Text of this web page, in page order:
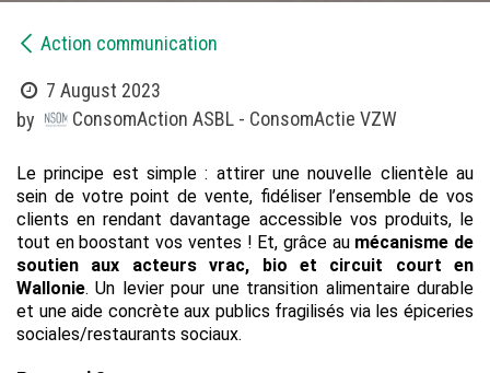
​Action communication
7 August 2023
by
ConsomAction ASBL - ConsomActie VZW
Le principe est simple : attirer une nouvelle clientèle au
sein de votre point de vente, fidéliser l’ensemble de vos
clients en rendant davantage accessible vos produits, le
tout en boostant vos ventes ! Et, grâce au mécanisme de
soutien aux acteurs vrac, bio et circuit court en
Wallonie. Un levier pour une transition alimentaire durable
et une aide concrète aux publics fragilisés via les épiceries
sociales/restaurants sociaux.